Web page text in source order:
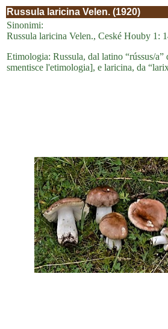
Russula laricina Velen. (1920)
Sinonimi:
Russula laricina Velen., Ceské Houby 1:
Etimologia: Russula, dal latino “rússus/
smentisce l'etimologia], e laricina, da